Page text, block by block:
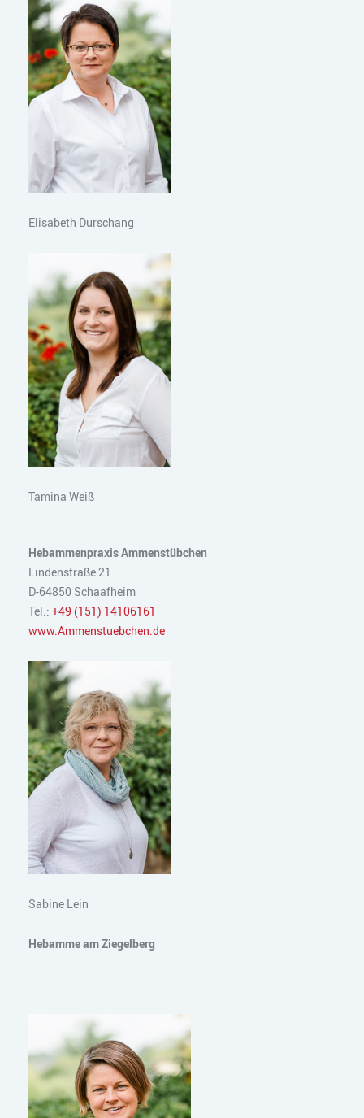
Elisabeth Durschang
Tamina Weiß
Hebammenpraxis Ammenstübchen
Lindenstraße 21
D-64850 Schaafheim
Tel.: +49 (151) 14106161
www.Ammenstuebchen.de
Sabine Lein
Hebamme am Ziegelberg